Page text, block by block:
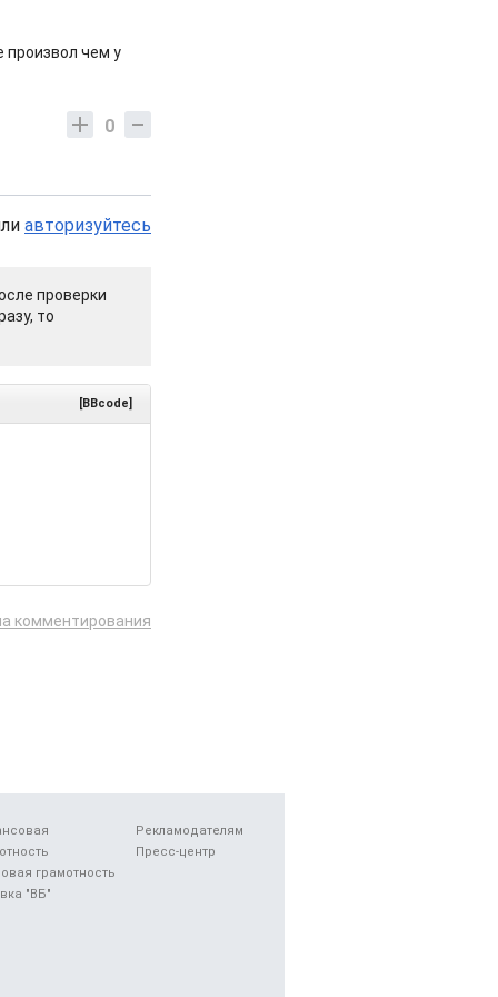
произвол чем у
0
авторизуйтесь
проверки
то
[BBcode]
комментирования
грамотность
"ВБ"
Рекламодателям
Пресс-центр